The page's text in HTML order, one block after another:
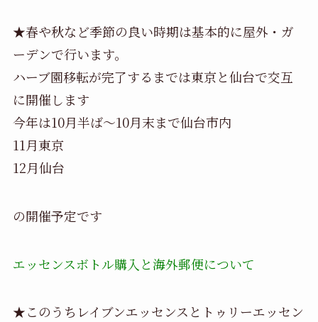
★春や秋など季節の良い時期は基本的に屋外・ガ
ーデンで行います。
ハーブ園移転が完了するまでは東京と仙台で交互
に開催します
今年は10月半ば～10月末まで仙台市内
11月東京
12月仙台
の開催予定です
エッセンスボトル購入と海外郵便について
★このうちレイブンエッセンスとトゥリーエッセン